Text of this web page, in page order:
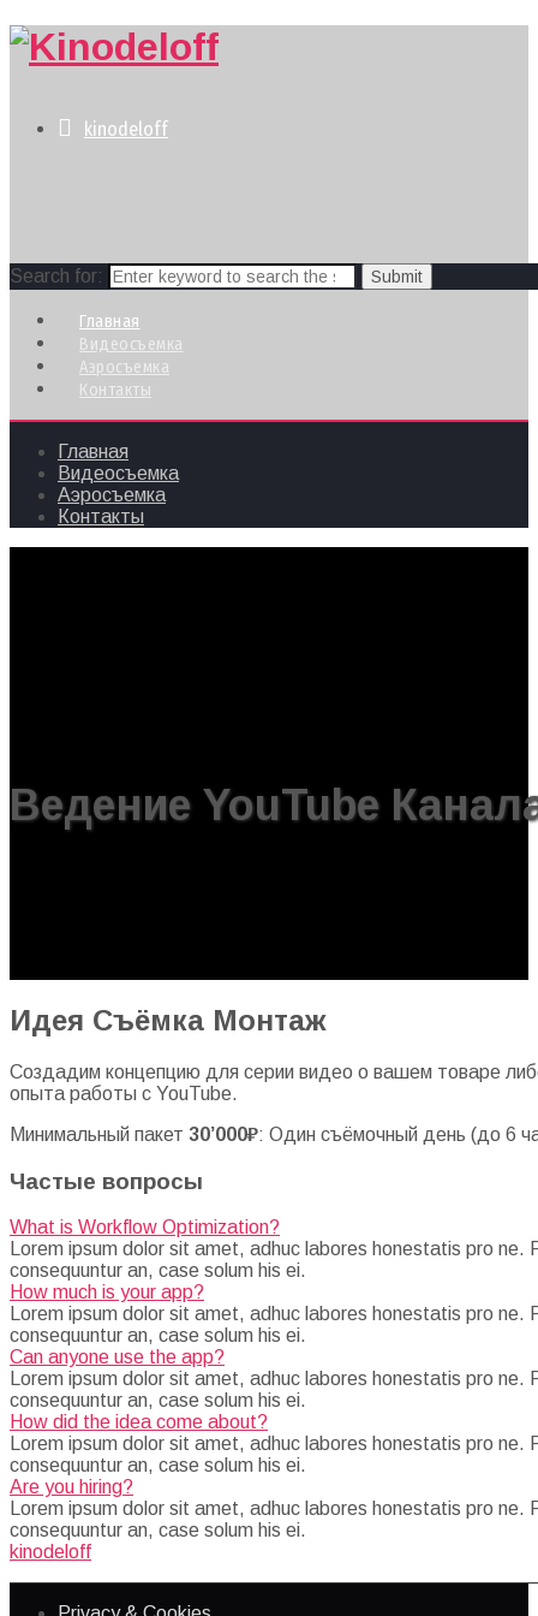
kinodeloff
Search for:
Главная
Видеосъемка
Аэросъемка
Контакты
Главная
Видеосъемка
Аэросъемка
Контакты
Ведение YouTube
Идея Съёмка Монтаж
Создадим концепцию для серии видео о вашем товаре
опыта работы с YouTube.
Минимальный пакет 30’000₽: Один съёмочный день (до 6
Частые вопросы
What is Workflow Optimization?
Lorem ipsum dolor sit amet, adhuc labores honestatis pro
consequuntur an, case solum his ei.
How much is your app?
Lorem ipsum dolor sit amet, adhuc labores honestatis pro
consequuntur an, case solum his ei.
Can anyone use the app?
Lorem ipsum dolor sit amet, adhuc labores honestatis pro
consequuntur an, case solum his ei.
How did the idea come about?
Lorem ipsum dolor sit amet, adhuc labores honestatis pro
consequuntur an, case solum his ei.
Are you hiring?
Lorem ipsum dolor sit amet, adhuc labores honestatis pro
consequuntur an, case solum his ei.
kinodeloff